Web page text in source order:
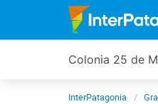
Colonia 25 de
InterPatagonia